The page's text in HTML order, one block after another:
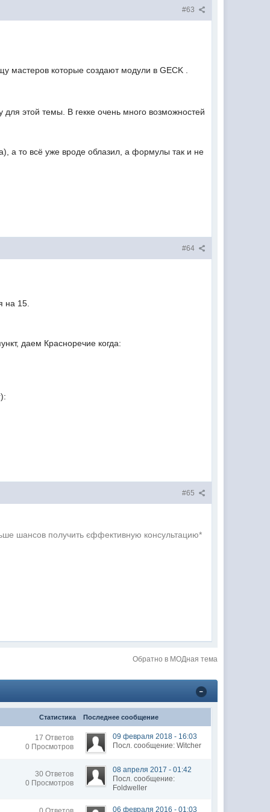
#63
мастеров которые создают модули в GECK .
этой темы. В гекке очень много возможностей
а то всё уже вроде облазил, а формулы так и не
#64
на 15.
даем Красноречие когда:
#65
шансов получить єффективную консультацию*
Обратно в МОДная тема
Статистика Последнее сообщение
17 Ответов
0 Просмотров
09 февраля 2018 - 16:03
Посл. сообщение: Witcher
30 Ответов
0 Просмотров
08 апреля 2017 - 01:42
Посл. сообщение:
Foldweller
06 февраля 2016 - 01:03